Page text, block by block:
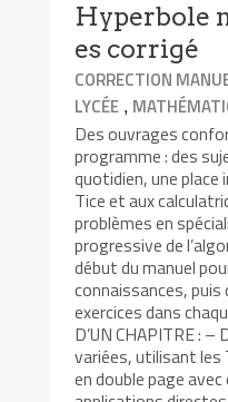
Hyperbole
es corrigé
CORRECTION
LYCÉE ,
Des ouvrages
programme : des
quotidien, une
Tice et aux
problèmes en
progressive de
début du manuel
connaissances,
exercices dans
D’UN CHAPITRE :
variées, utilisant les
en double page